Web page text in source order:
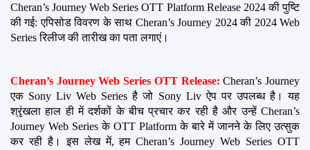
Cheran’s Journey Web Series OTT Platform Release 2024 की पुष्टि
की गई: एपिसोड विवरण के साथ Cheran’s Journey 2024 की 2024 Web
Series रिलीज की तारीख का पता लगाएं।
Cheran’s Journey Web Series OTT Release: Cheran’s Journey
एक Sony Liv Web Series है जो Sony Liv ऐप पर उपलब्ध है। यह
श्रृंखला हाल ही में दर्शकों के बीच प्रचार कर रही है और उन्हें Cheran’s
Journey Web Series के OTT Platform के बारे में जानने के लिए उत्सुक
कर रही है। इस लेख में, हम Cheran’s Journey Web Series OTT